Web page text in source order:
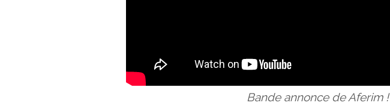
Bande annonce de Aferim !